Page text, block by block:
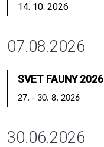
14. 10. 2026
07.08.2026
SVET FAUNY 2026
27. - 30. 8. 2026
30.06.2026